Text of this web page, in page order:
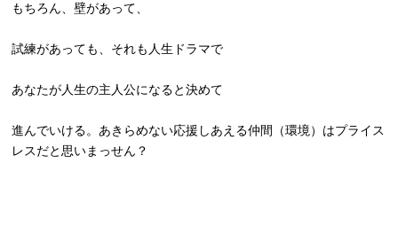
もちろん、壁があって、
試練があっても、それも人生ドラマで
あなたが人生の主人公になると決めて
進んでいける。あきらめない応援しあえる仲間（環境） はプライス
レスだと思いまっせん？